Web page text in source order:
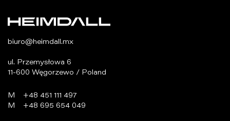
biuro@heimdall.mx
ul. Przemysłowa 6
11-600 Węgorzewo / Poland
M +48 451 111 497
M +48 695 654 049